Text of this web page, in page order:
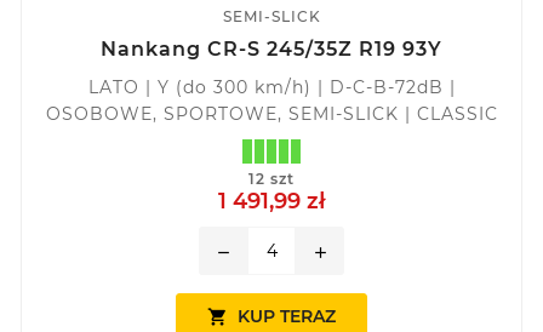
SEMI-SLICK
Nankang CR-S 245/35Z R19 93Y
LATO | Y (do 300 km/h) | D-C-B-72dB |
OSOBOWE, SPORTOWE, SEMI-SLICK | CLASSIC
12 szt
1 491,99 zł
remove add
 KUP TERAZ